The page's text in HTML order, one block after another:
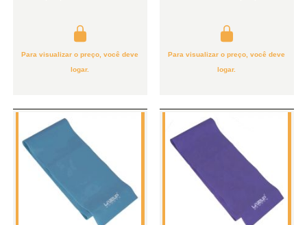
Para visualizar o preço, você deve
logar.
Para visualizar o preço, você deve
logar.